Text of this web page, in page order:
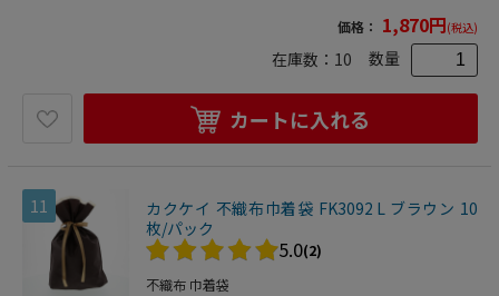
価格： 1,870円(税込)
在庫数： 10 数量
カートに入れる
11
カクケイ 不織布巾着袋 FK3092 L ブラウン 10
枚/パック
5.0(2)
不織布 巾着袋